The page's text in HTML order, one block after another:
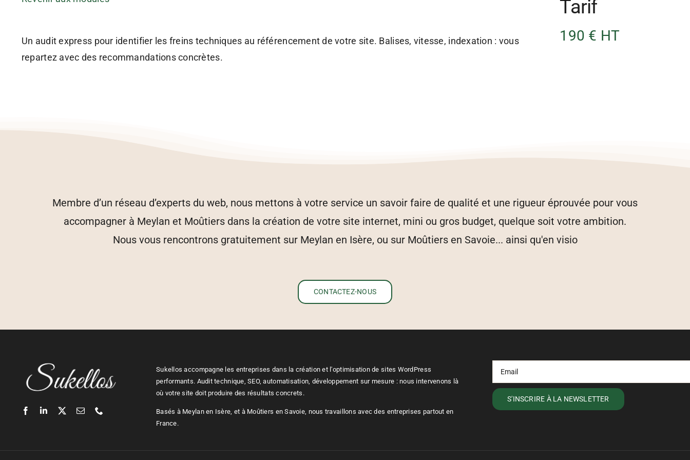
Un audit express pour identifier les freins techniques au référencement de votre site. Balises, vitesse, indexation : vous
repartez avec des recommandations concrètes.
Tarif
190 € HT
Membre d’un réseau d’experts du web, nous mettons à votre service un savoir faire de qualité et une rigueur éprouvée pour vous
accompagner à Meylan et Moûtiers dans la création de votre site internet, mini ou gros budget, quelque soit votre ambition.
Nous vous rencontrons gratuitement sur Meylan en Isère, ou sur Moûtiers en Savoie... ainsi qu'en visio
CONTACTEZ-NOUS
Sukellos accompagne les entreprises dans la création et l'optimisation de sites WordPress
performants. Audit technique, SEO, automatisation, développement sur mesure : nous intervenons là
où votre site doit produire des résultats concrets.
Basés à Meylan en Isère, et à Moûtiers en Savoie, nous travaillons avec des entreprises partout en
France.